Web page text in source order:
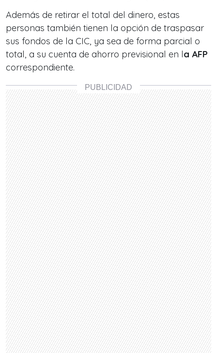
Además de retirar el total del dinero, estas
personas también tienen la opción de traspasar
sus fondos de la CIC, ya sea de forma parcial o
total, a su cuenta de ahorro previsional en la AFP
correspondiente.